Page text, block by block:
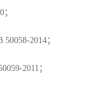
2014；
2011；